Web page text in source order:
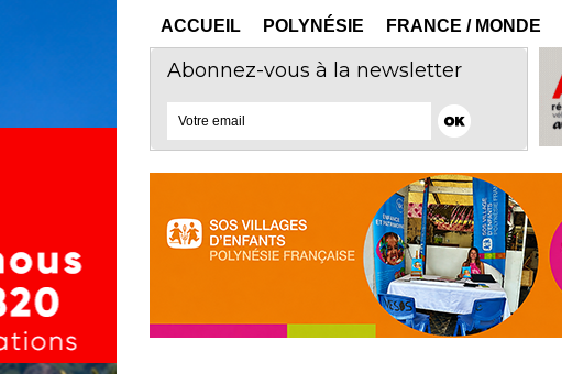
ACCUEIL POLYNÉSIE FRANCE / MONDE
Abonnez-vous à la newsletter